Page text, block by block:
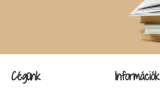
Cégünk Információk